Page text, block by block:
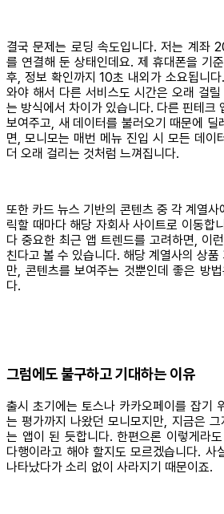
결국 문제는 로딩 속도입니다. 저는 계좌
를 연결해 둔 상태인데요. 제 휴대폰을 기
후, 정보 확인까지 10초 내외가 소요됩니
와야 해서 다른 서비스도 시간은 오래 걸
는 방식에서 차이가 있습니다. 다른 핀테크
보여주고, 새 데이터를 불러오기 때문에 딜
면, 모니모는 매번 메뉴 진입 시 모든 데이
더 오래 걸리는 것처럼 느껴집니다.
또한 카드 뉴스 기반의 콘텐츠 중 각 계열
릭할 때마다 해당 자회사 사이트로 이동합
다 중요한 최근 앱 트렌드를 고려하면, 이
친다고 볼 수 있습니다. 해당 계열사의 상품
만, 콘텐츠를 보여주는 것뿐인데 좋은 방
다.
그럼에도 불구하고 기대하는 이유
출시 초기에는 토스나 카카오페이를 잡기
는 평가까지 나왔던 모니모지만, 지금은
는 앱이 된 듯합니다. 한편으론 이렇게라
다행이라고 해야 할지도 모르겠습니다. 사
나타났다가 소리 없이 사라지기 때문이죠.